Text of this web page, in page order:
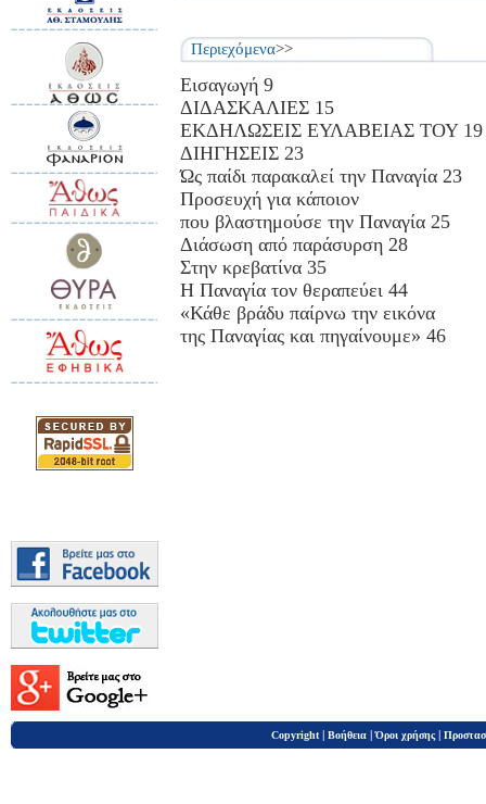
Περιεχόμενα>>
Εισαγωγή 9
ΔΙΔΑΣΚΑΛΙΕΣ 15
ΕΚΔΗΛΩΣΕΙΣ ΕΥΛΑΒΕΙΑΣ ΤΟΥ 19
ΔΙΗΓΗΣΕΙΣ 23
Ώς παίδι παρακαλεί την Παναγία 23
Προσευχή για κάποιον
που βλαστημούσε την Παναγία 25
Διάσωση από παράσυρση 28
Στην κρεβατίνα 35
Η Παναγία τον θεραπεύει 44
«Κάθε βράδυ παίρνω την εικόνα
της Παναγίας και πηγαίνουμε» 46
Copyright | Βοήθεια |Όροι χρήσης |